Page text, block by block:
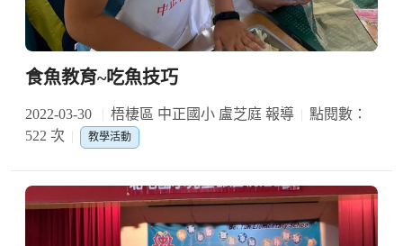
食魚教育~吃魚技巧
2022-03-30 梧棲區 中正國小 盧芝庭 報導
點閱數：
522 次
教學活動